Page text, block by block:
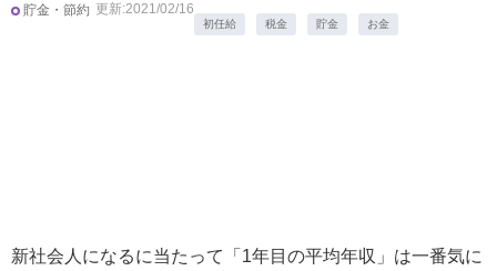
貯金・節約 更新:2021/02/16
初任給 税金 貯金 お金
新社会人になるに当たって「1年目の平均年収」は一番気に